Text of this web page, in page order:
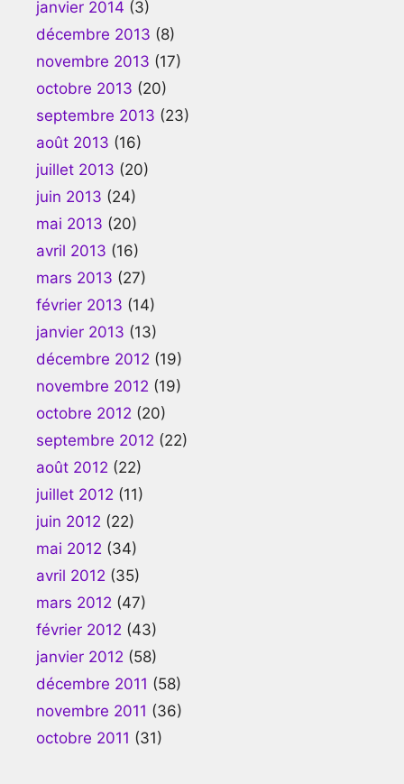
janvier 2014 (3)
décembre 2013 (8)
novembre 2013 (17)
octobre 2013 (20)
septembre 2013 (23)
août 2013 (16)
juillet 2013 (20)
juin 2013 (24)
mai 2013 (20)
avril 2013 (16)
mars 2013 (27)
février 2013 (14)
janvier 2013 (13)
décembre 2012 (19)
novembre 2012 (19)
octobre 2012 (20)
septembre 2012 (22)
août 2012 (22)
juillet 2012 (11)
juin 2012 (22)
mai 2012 (34)
avril 2012 (35)
mars 2012 (47)
février 2012 (43)
janvier 2012 (58)
décembre 2011 (58)
novembre 2011 (36)
octobre 2011 (31)